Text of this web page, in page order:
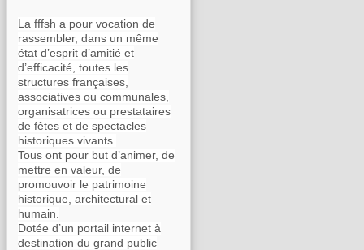
La fffsh a pour vocation de
rassembler, dans un même
état d’esprit d’amitié et
d’efficacité, toutes les
structures françaises,
associatives ou communales,
organisatrices ou prestataires
de fêtes et de spectacles
historiques vivants.
Tous ont pour but d’animer, de
mettre en valeur, de
promouvoir le patrimoine
historique, architectural et
humain.
Dotée d’un portail internet à
destination du grand public